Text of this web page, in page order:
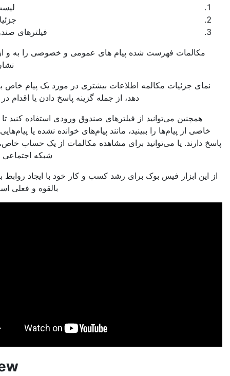
لیست گفتگوها
جزئیات مکالمه
فیلترهای صندوق ورودی
فهرست شده پیام های عمومی و خصوصی را به و از برند شما
نشان می دهد.
جزئیات مکالمه اطلاعات بیشتری در مورد یک پیام خاص به شما می
دهد، از جمله گزینه پاسخ دادن یا اقدام در مورد پیام.
می‌توانید از فیلترهای صندوق ورودی استفاده کنید تا فقط انواع
پیام‌ها را ببینید، مانند پیام‌های خوانده نشده یا پیام‌هایی که نیاز به
یا می‌توانید برای مشاهده مکالمات از یک حساب خاص، بر اساس
شبکه اجتماعی فیلتر کنید.
ابزار فیس بوک برای رشد کسب و کار خود با ایجاد روابط با مشتریان
بالقوه و فعلی استفاده کنید.
Adview